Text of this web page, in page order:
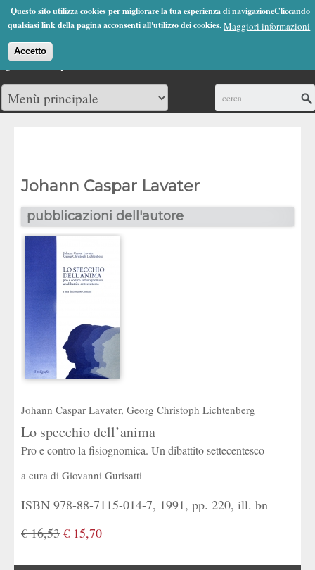
Questo sito utilizza cookies per migliorare la tua esperienza di navigazioneCliccando
qualsiasi link della pagina acconsenti all'utilizzo dei cookies.Maggiori informazioni
Accetto
Jump to Navigation
(0)
Johann Caspar Lavater
pubblicazioni dell'autore
Johann Caspar Lavater, Georg Christoph Lichtenberg
Lo specchio dell’anima
Pro e contro la fisiognomica. Un dibattito settecentesco
a cura di Giovanni Gurisatti
ISBN 978-88-7115-014-7, 1991, pp. 220, ill. bn
€ 16,53 € 15,70